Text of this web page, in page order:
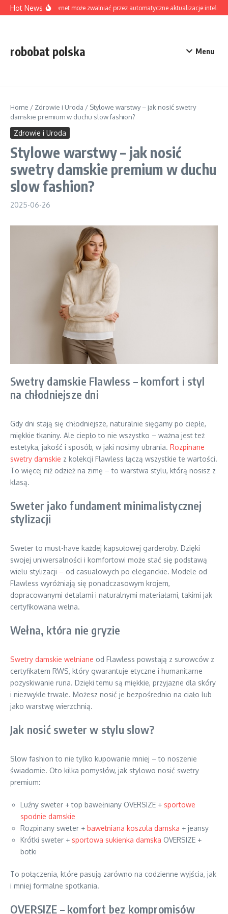
Skip to content
Hot NewsCzy internet może zwalniać przez automatyczne aktualizacje
robobat polska Menu
Home / Zdrowie i Uroda / Stylowe warstwy – jak nosić swetry
damskie premium w duchu slow fashion?
Zdrowie i Uroda
Stylowe warstwy – jak nosić
swetry damskie premium w duchu
slow fashion?
2025-06-26
Swetry damskie Flawless – komfort i styl
na chłodniejsze dni
Gdy dni stają się chłodniejsze, naturalnie sięgamy po ciepłe,
miękkie tkaniny. Ale ciepło to nie wszystko – ważna jest też
estetyka, jakość i sposób, w jaki nosimy ubrania. Rozpinane
swetry damskie z kolekcji Flawless łączą wszystkie te wartości.
To więcej niż odzież na zimę – to warstwa stylu, którą nosisz z
klasą.
Sweter jako fundament minimalistycznej
stylizacji
Sweter to must-have każdej kapsułowej garderoby. Dzięki
swojej uniwersalności i komfortowi może stać się podstawą
wielu stylizacji – od casualowych po eleganckie. Modele od
Flawless wyróżniają się ponadczasowym krojem,
dopracowanymi detalami i naturalnymi materiałami, takimi jak
certyfikowana wełna.
Wełna, która nie gryzie
Swetry damskie wełniane od Flawless powstają z surowców z
certyfikatem RWS, który gwarantuje etyczne i humanitarne
pozyskiwanie runa. Dzięki temu są miękkie, przyjazne dla skóry
i niezwykle trwałe. Możesz nosić je bezpośrednio na ciało lub
jako warstwę wierzchnią.
Jak nosić sweter w stylu slow?
Slow fashion to nie tylko kupowanie mniej – to noszenie
świadomie. Oto kilka pomysłów, jak stylowo nosić swetry
premium:
Luźny sweter + top bawełniany OVERSIZE + sportowe
spodnie damskie
Rozpinany sweter + bawełniana koszula damska + jeansy
Krótki sweter + sportowa sukienka damska OVERSIZE +
botki
To połączenia, które pasują zarówno na codzienne wyjścia, jak
i mniej formalne spotkania.
OVERSIZE – komfort bez kompromisów